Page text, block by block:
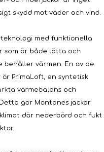
skydd mot väder och vind.
med funktionella
som är både lätta och
behåller värmen. En av de
PrimaLoft, en syntetisk
värmebalans och
gör Montanes jackor
där nederbörd och fukt